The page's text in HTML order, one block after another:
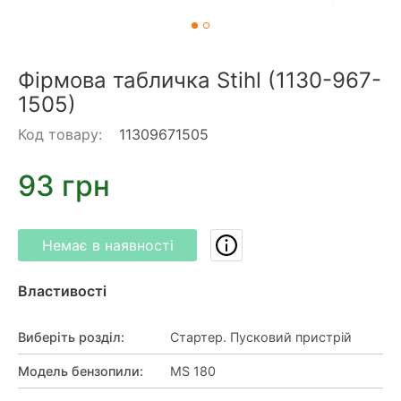
Фірмова табличка Stihl (1130-967-
1505)
Код товару: 11309671505
93 грн
Немає в наявності
Властивості
Виберіть розділ: Стартер. Пусковий пристрій
Модель бензопили: MS 180